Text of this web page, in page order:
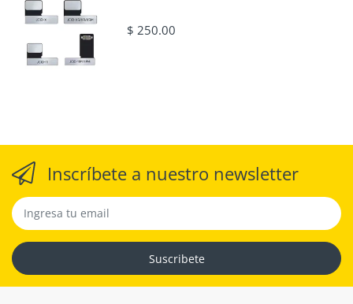
$ 250.00
Inscríbete a nuestro newsletter
Suscribete